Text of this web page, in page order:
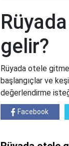
gelir?
Rüyada otele
başlangıçlar ve
değerlendirme
Facebook